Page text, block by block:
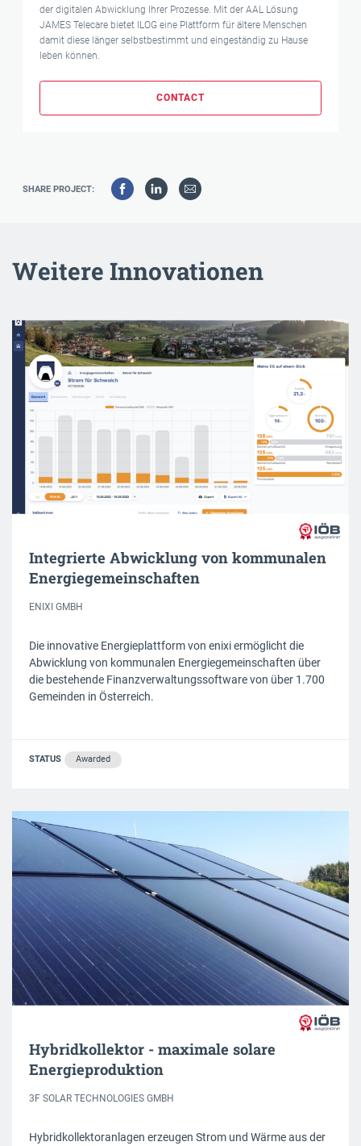
der digitalen Abwicklung Ihrer Prozesse. Mit der AAL Lösung
JAMES Telecare bietet ILOG eine Plattform für ältere Menschen
damit diese länger selbstbestimmt und eingeständig zu Hause
leben können.
CONTACT
SHARE PROJECT:
Weitere Innovationen
Integrierte Abwicklung von kommunalen
Energiegemeinschaften
ENIXI GMBH
Die innovative Energieplattform von enixi ermöglicht die
Abwicklung von kommunalen Energiegemeinschaften über
die bestehende Finanzverwaltungssoftware von über 1.700
Gemeinden in Österreich.
STATUS Awarded
Hybridkollektor - maximale solare
Energieproduktion
3F SOLAR TECHNOLOGIES GMBH
Hybridkollektoranlagen erzeugen Strom und Wärme aus der